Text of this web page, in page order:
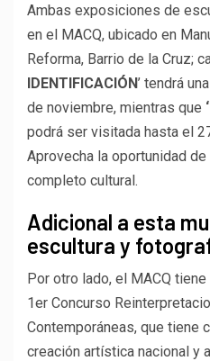
Ambas exposiciones de
en el MACQ, ubicado en
Reforma, Barrio de la Cruz;
IDENTIFICACIÓN’ tendrá
de noviembre, mientras que
podrá ser visitada hasta el
Aprovecha la oportunidad
completo cultural.
Adicional a esta
escultura y
Por otro lado, el MACQ
1er Concurso
Contemporáneas, que tiene
creación artística nacional y